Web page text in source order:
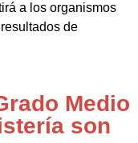
a los organismos
de
Medio
son